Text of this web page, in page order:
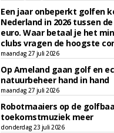
Een jaar onbeperkt golfen
Nederland in 2026 tussen de
euro. Waar betaal je het
clubs vragen de hoogste
maandag 27 juli 2026
Op Ameland gaan golf en
natuurbeheer hand in hand
maandag 27 juli 2026
Robotmaaiers op de
toekomstmuziek meer
donderdag 23 juli 2026